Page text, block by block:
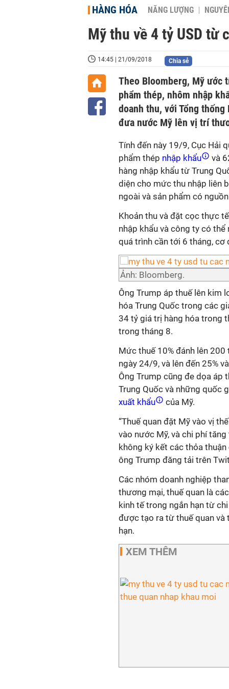
HÀNG HÓA NĂNG LƯỢNG
Mỹ thu về 4 tỷ USD từ
14:45 | 21/09/2018 Chia sẻ
Theo Bloomberg, Mỹ ước
phẩm thép, nhôm nhập
doanh thu, với Tổng
đưa nước Mỹ lên vị trí
Tính đến này 19/9, Cục Hải
phẩm thép nhập khẩu
và
hàng nhập khẩu từ Trung
diện cho mức thu nhập liên
ngoài và sản phẩm có
Khoản thu và đặt cọc thực
nhập khẩu và công ty có
quá trình cần tới 6 tháng, cơ
Ảnh: Bloomberg.
Ông Trump áp thuế lên kim
hóa Trung Quốc trong các
34 tỷ giá trị hàng hóa trong
trong tháng 8.
Mức thuế 10% đánh lên
ngày 24/9, và lên đến 25%
Ông Trump cũng đe dọa áp
Trung Quốc và những quốc
xuất khẩu
của Mỹ.
“Thuế quan đặt Mỹ vào vị
vào nước Mỹ, và chi phí
không ký kết các thỏa thuận
ông Trump đăng tải trên
Các nhóm doanh nghiệp
thương mại, thuế quan là
kinh tế trong ngắn hạn từ
được tạo ra từ thuế quan và
hạn.
XEM THÊM